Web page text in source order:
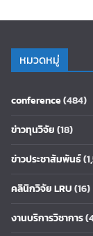
หมวดหมู่
conference(484)
ข่าวทุนวิจัย(18)
ข่าวประชาสัมพันธ์
คลินิกวิจัย LRU(16)
งานบริการวิชาการ